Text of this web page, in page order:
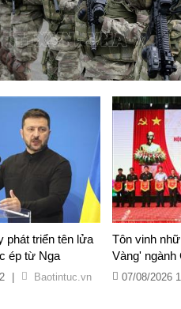
phát triển tên lửa
ép từ Nga
Baotintuc.vn
Tôn vinh
Vàng'
07/08/2026